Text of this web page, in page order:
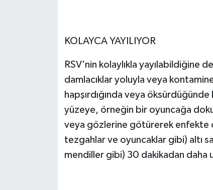
KOLAYCA YAYILIYOR
RSV'nin kolaylıkla yayılabildiğine
damlacıklar yoluyla veya
hapşırdığında veya
yüzeye, örneğin bir oyuncağa
veya gözlerine götürerek enfekte
tezgahlar ve oyuncaklar gibi) altı
mendiller gibi) 30 dakikadan daha